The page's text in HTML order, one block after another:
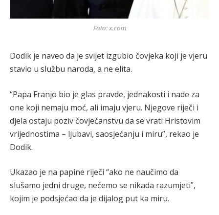
Foto: x.com
Dodik je naveo da je svijet izgubio čovjeka koji je vjeru
stavio u službu naroda, a ne elita.
“Papa Franjo bio je glas pravde, jednakosti i nade za
one koji nemaju moć, ali imaju vjeru. Njegove riječi i
djela ostaju poziv čovječanstvu da se vrati Hristovim
vrijednostima – ljubavi, saosjećanju i miru”, rekao je
Dodik.
Ukazao je na papine riječi “ako ne naučimo da
slušamo jedni druge, nećemo se nikada razumjeti”,
kojim je podsjećao da je dijalog put ka miru.